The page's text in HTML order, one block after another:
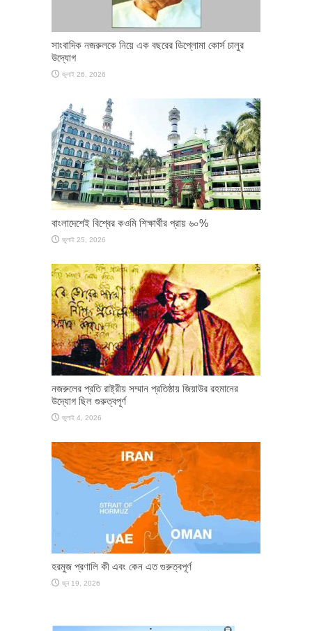
সাংবাদিক নজরুলকে নিয়ে এক বছরের ডিপ্লোমা কোর্স চালুর
উদ্যোগ
জুলাই 26, 2026
বাংলাদেশেই বিশ্বের কওমি শিক্ষার্থীর প্রায় ৬০%
জুলাই 25, 2026
নজরুলের প্রতি রাষ্ট্রীয় সম্মান প্রতিষ্ঠায় জিয়াউর রহমানের
উদ্যোগ ছিল গুরুত্বপূর্ণ
জুলাই 4, 2026
হরমুজ প্রণালি কী এবং কেন এত গুরুত্বপূর্ণ
জুন 19, 2026